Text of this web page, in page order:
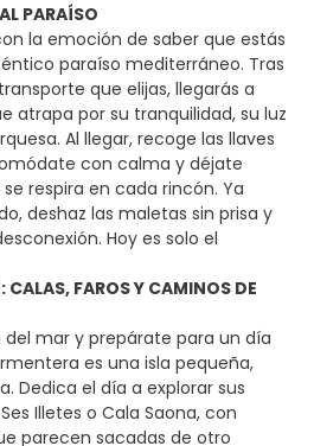
PARAÍSO
la emoción de saber que estás
paraíso mediterráneo. Tras
que elijas, llegarás a
atrapa por su tranquilidad, su luz
Al llegar, recoge las llaves
con calma y déjate
respira en cada rincón. Ya
deshaz las maletas sin prisa y
Hoy es solo el
CALAS, FAROS Y CAMINOS DE
mar y prepárate para un día
es una isla pequeña,
Dedica el día a explorar sus
Illetes o Cala Saona, con
parecen sacadas de otro